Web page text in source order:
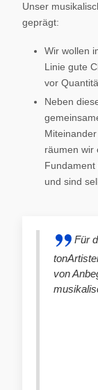
Unser
geprägt:
Wir wollen
Linie gute
vor
Neben
räumen wir
und sind
Für
von